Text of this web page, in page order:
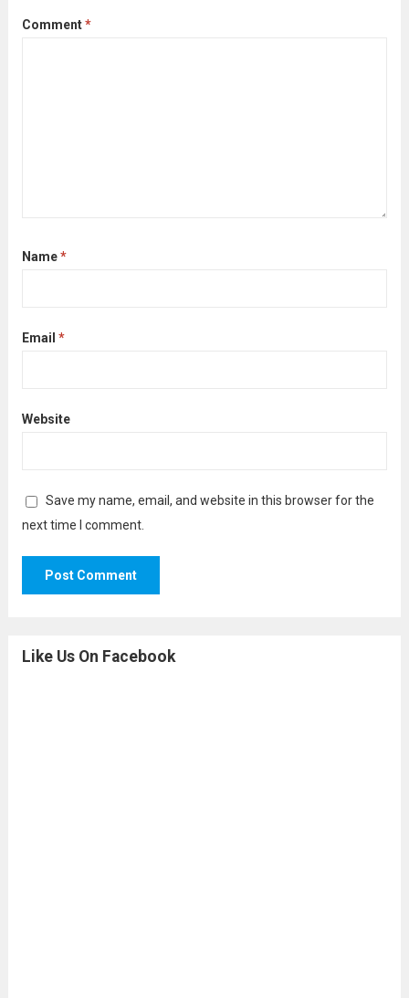
Comment*
Name*
Email *
Website
Save my name, email, and website in this browser for the
next time I comment.
Like Us On Facebook